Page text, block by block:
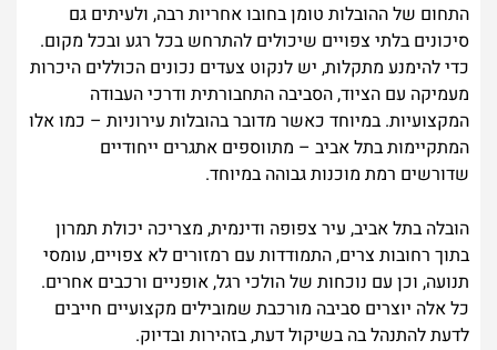
התחום של ההובלות טומן בחובו אחריות רבה, ולעיתים גם
סיכונים בלתי צפויים שיכולים להתרחש בכל רגע ובכל מקום.
כדי להימנע מתקלות, יש לנקוט צעדים נכונים הכוללים היכרות
מעמיקה עם הציוד, הסביבה התחבורתית ודרכי העבודה
המקצועיות. במיוחד כאשר מדובר בהובלות עירוניות – כמו אלו
המתקיימות בתל אביב – מתווספים אתגרים ייחודיים
שדורשים רמת מוכנות גבוהה במיוחד.
הובלה בתל אביב, עיר צפופה ודינמית, מצריכה יכולת תמרון
בתוך רחובות צרים, התמודדות עם רמזורים לא צפויים, עומסי
תנועה, וכן עם נוכחות של הולכי רגל, אופניים ורכבים אחרים.
כל אלה יוצרים סביבה מורכבת שמובילים מקצועיים חייבים
לדעת להתנהל בה בשיקול דעת, בזהירות ובדיוק.